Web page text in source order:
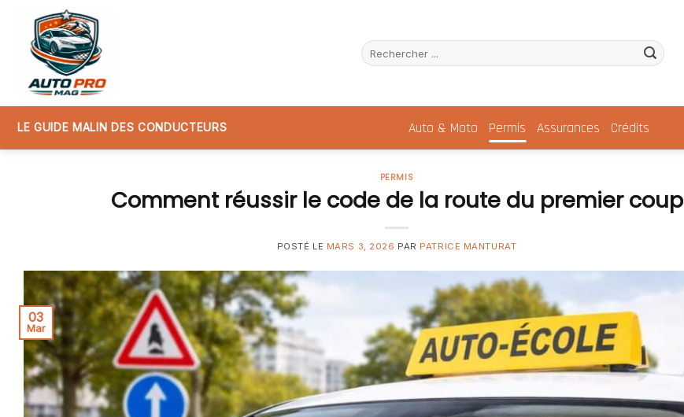
content
LE GUIDE MALIN DES CONDUCTEURS Auto & Moto Permis Assurances Crédits
PERMIS
Comment réussir le code de la route du premier coup
POSTÉ LE MARS 3, 2026 PAR PATRICE MANTURAT
03
Mar